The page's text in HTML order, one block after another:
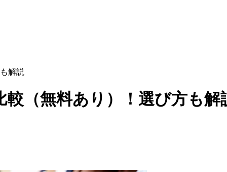
解説
（無料あり）！選び方も解